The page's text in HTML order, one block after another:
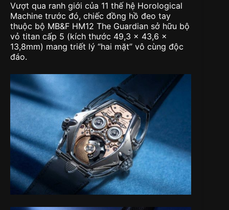
Vượt qua ranh giới của 11 thế hệ Horological
Machine trước đó, chiếc đồng hồ đeo tay
thuộc bộ MB&F HM12 The Guardian sở hữu bộ
vỏ titan cấp 5 (kích thước 49,3 x 43,6 x
13,8mm) mang triết lý “hai mặt” vô cùng độc
đáo.